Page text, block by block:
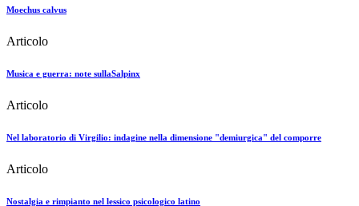
Moechus calvus
Articolo
Musica e guerra: note sullaSalpinx
Articolo
Nel laboratorio di Virgilio: indagine nella dimensione "demiurgica" del comporre
Articolo
Nostalgia e rimpianto nel lessico psicologico latino